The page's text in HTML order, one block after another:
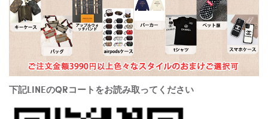
下記LINEのQRコートをお読み取ってください